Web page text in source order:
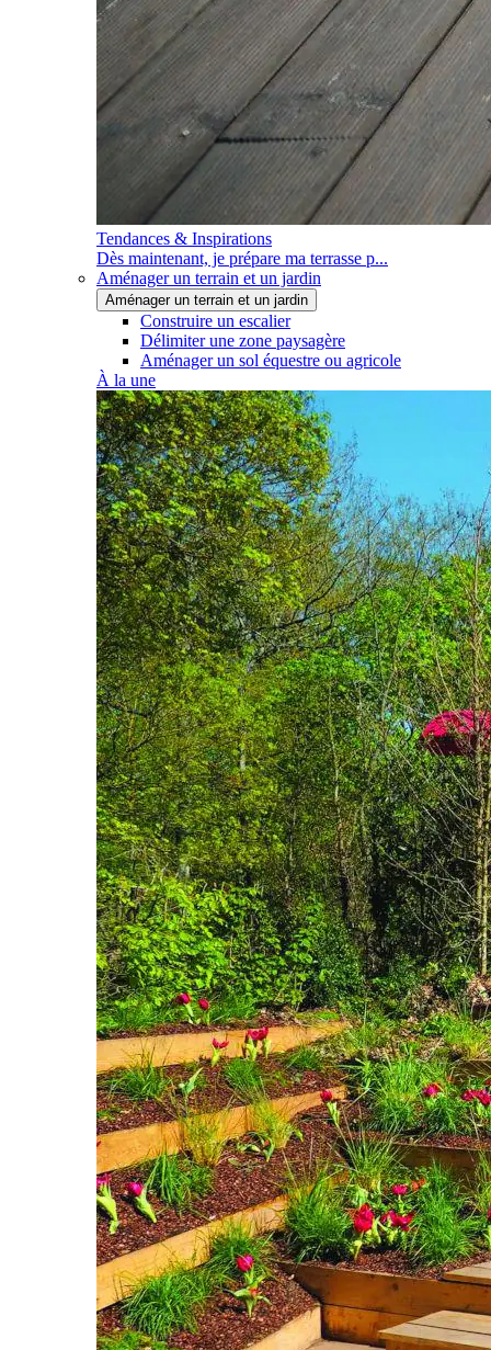
Tendances & Inspirations
Dès maintenant, je prépare ma terrasse p...
Aménager un terrain et un jardin
Aménager un terrain et un jardin
Construire un escalier
Délimiter une zone paysagère
Aménager un sol équestre ou agricole
À la une